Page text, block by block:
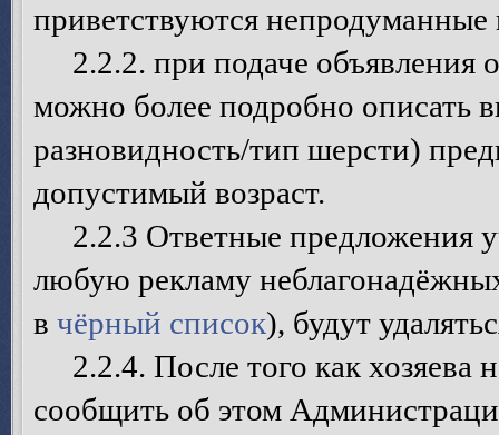
приветствуются непродуманные
2.2.2. при подаче объявления
можно более подробно описать
разновидность/тип шерсти)
допустимый возраст.
2.2.3 Ответные предложения
любую рекламу
в чёрный список), будут
2.2.4. После того как хозяева
сообщить об этом